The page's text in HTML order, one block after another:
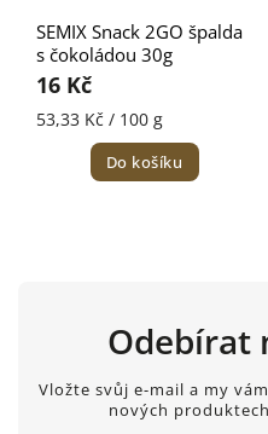
SEMIX Snack 2GO špalda
s čokoládou 30g
16 Kč
53,33 Kč / 100 g
Do košíku
Odebírat
Vložte svůj e-mail a my
nových